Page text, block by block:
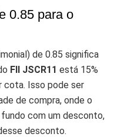
0.85 para o
de 0.85 significa
FII JSCR11 está 15%
cota. Isso pode ser
de compra, onde o
com um desconto,
desconto.